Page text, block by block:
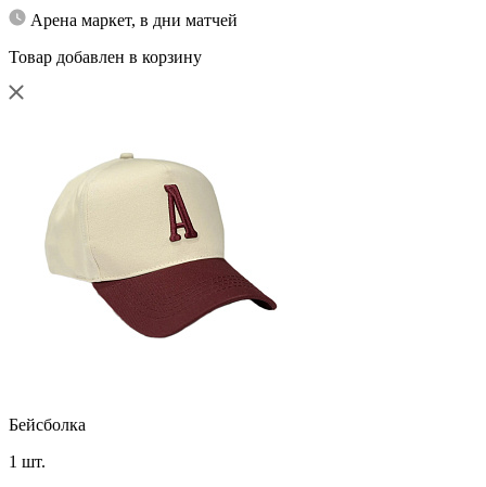
Арена маркет, в дни матчей
Товар добавлен в корзину
Бейсболка
1 шт.